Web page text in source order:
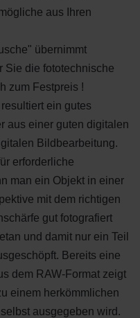
aus Ihren
übernimmt
Sie die fototechnische
zum Festpreis !
ein gutes
aus einer guten digitalen
Bildbearbeitung.
erforderliche
man ein Objekt in einer
mit dem richtigen
gut fotografiert
und damit nur ein Teil
Bereits eine
dem RAW-Format zeigt
einem herkömmlichen
ausgegeben wird.